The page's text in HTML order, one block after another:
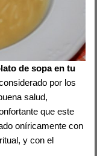
de sopa en tu
por los
salud,
que este
oníricamente con
y con el